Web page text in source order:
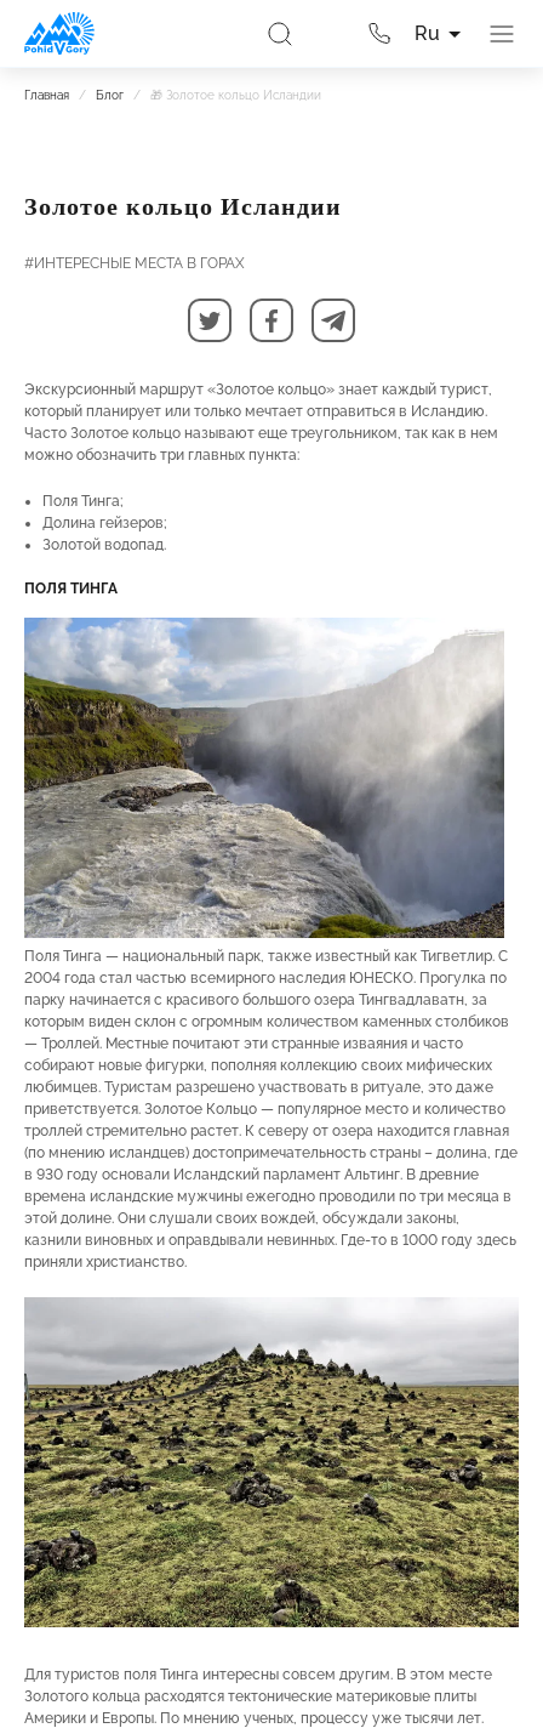
Ru
Главная / Блог / 🎁 Золотое кольцо Исландии
Золотое кольцо Исландии
#ИНТЕРЕСНЫЕ МЕСТА В ГОРАХ
Экскурсионный маршрут «Золотое кольцо» знает каждый турист,
который планирует или только мечтает отправиться в Исландию.
Часто Золотое кольцо называют еще треугольником, так как в нем
можно обозначить три главных пункта:
Поля Тинга;
Долина гейзеров;
Золотой водопад.
ПОЛЯ ТИНГА
Поля Тинга — национальный парк, также известный как Тигветлир. С
2004 года стал частью всемирного наследия ЮНЕСКО. Прогулка по
парку начинается с красивого большого озера Тингвадлаватн, за
которым виден склон с огромным количеством каменных столбиков
— Троллей. Местные почитают эти странные изваяния и часто
собирают новые фигурки, пополняя коллекцию своих мифических
любимцев. Туристам разрешено участвовать в ритуале, это даже
приветствуется. Золотое Кольцо — популярное место и количество
троллей стремительно растет. К северу от озера находится главная
(по мнению исландцев) достопримечательность страны – долина, где
в 930 году основали Исландский парламент Альтинг. В древние
времена исландские мужчины ежегодно проводили по три месяца в
этой долине. Они слушали своих вождей, обсуждали законы,
казнили виновных и оправдывали невинных. Где-то в 1000 году здесь
приняли христианство.
Для туристов поля Тинга интересны совсем другим. В этом месте
Золотого кольца расходятся тектонические материковые плиты
Америки и Европы. По мнению ученых, процессу уже тысячи лет.